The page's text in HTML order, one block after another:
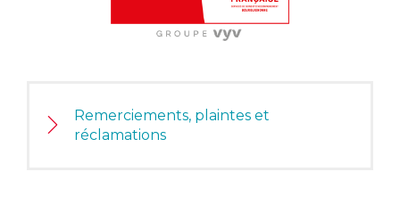
Remerciements, plaintes et
réclamations